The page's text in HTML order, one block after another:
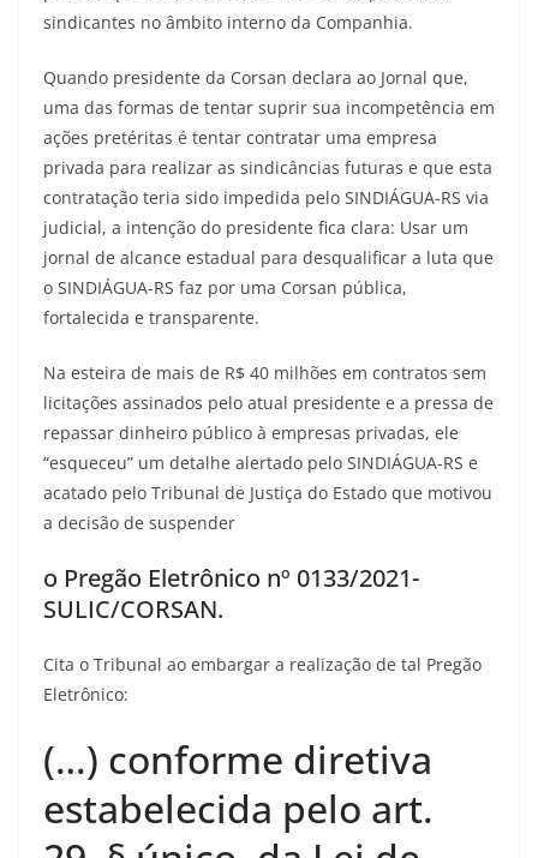
sindicantes no âmbito interno da Companhia.
Quando presidente da Corsan declara ao Jornal que,
uma das formas de tentar suprir sua incompetência em
ações pretéritas é tentar contratar uma empresa
privada para realizar as sindicâncias futuras e que esta
contratação teria sido impedida pelo SINDIÁGUA-RS via
judicial, a intenção do presidente fica clara: Usar um
jornal de alcance estadual para desqualificar a luta que
o SINDIÁGUA-RS faz por uma Corsan pública,
fortalecida e transparente.
Na esteira de mais de R$ 40 milhões em contratos sem
licitações assinados pelo atual presidente e a pressa de
repassar dinheiro público à empresas privadas, ele
“esqueceu” um detalhe alertado pelo SINDIÁGUA-RS e
acatado pelo Tribunal de Justiça do Estado que motivou
a decisão de suspender
o Pregão Eletrônico nº 0133/2021-
SULIC/CORSAN.
Cita o Tribunal ao embargar a realização de tal Pregão
Eletrônico:
(…) conforme diretiva
estabelecida pelo art.